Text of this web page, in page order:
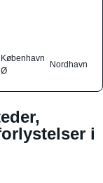
København
Ø
Nordhavn
i